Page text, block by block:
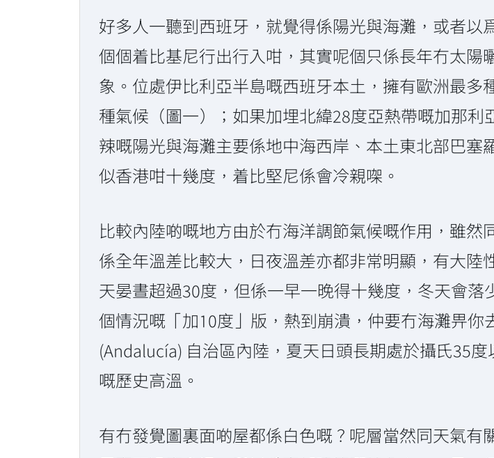
好多人一聽到西班牙，就覺得係陽光與海灘，或者
個個着比基尼行出行入咁，其實呢個只係長年冇太
象。位處伊比利亞半島嘅西班牙本土，擁有歐洲最
種氣候（圖一）；如果加埋北緯28度亞熱帶嘅加那利
辣嘅陽光與海灘主要係地中海西岸、本土東北部巴
似香港咁十幾度，着比堅尼係會冷親㗎。
比較內陸啲嘅地方由於冇海洋調節氣候嘅作用，雖
係全年溫差比較大，日夜溫差亦都非常明顯，有大
天晏晝超過30度，但係一早一晚得十幾度，冬天會
個情況嘅「加10度」版，熱到崩潰，仲要冇海灘畀
(Andalucía) 自治區內陸，夏天日頭長期處於攝氏35
嘅歷史高溫。
有冇發覺圖裏面啲屋都係白色嘅？呢層當然同天氣